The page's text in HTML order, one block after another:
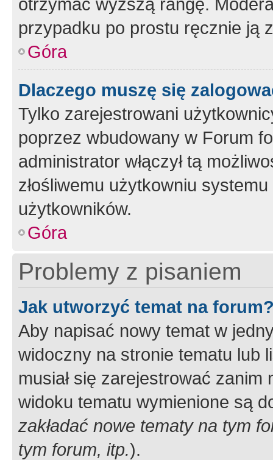
przypadku po prostu ręcznie ją
Góra
Dlaczego muszę się
Tylko zarejestrowani
poprzez wbudowany w Forum
administrator włączył tą
złośliwemu użytkowniu
użytkowników.
Góra
Problemy z pisaniem
Jak utworzyć temat na
Aby napisać nowy temat w
widoczny na stronie tematu lub
musiał się zarejestrować
widoku tematu wymienione są
zakładać nowe tematy na tym
tym forum, itp.).